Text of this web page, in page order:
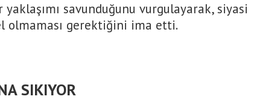
savunduğunu vurgulayarak, siyasi
olmaması gerektiğini ima etti.
SIKIYOR